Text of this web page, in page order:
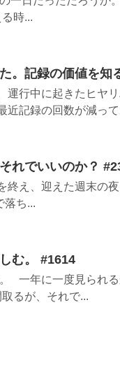
時...
。記録の価値を知
運行中に起きたヒヤ
近記録の回数が減っ
れでいいのか？
終え、迎えた週末の
落ち...
む。 #1614
一年に一度見られ
るが、それで...